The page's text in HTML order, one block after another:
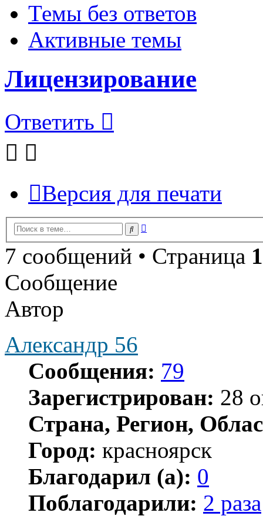
Темы без ответов
Активные темы
Лицензирование
Ответить
Версия для печати
Поиск
7 сообщений • Страница 1
Сообщение
Автор
Александр 56
Сообщения: 79
Зарегистрирован: 28
Страна, Регион,
Город: красноярск
Благодарил (а): 0
Поблагодарили: 2 раза